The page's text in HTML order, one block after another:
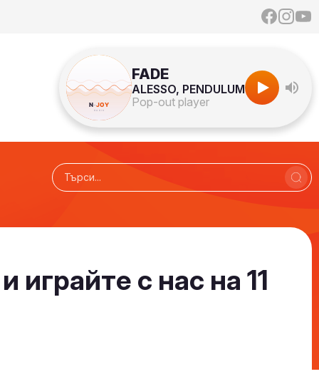
FADE
ALESSO, PENDULUM
Pop-out player
с нас на 11